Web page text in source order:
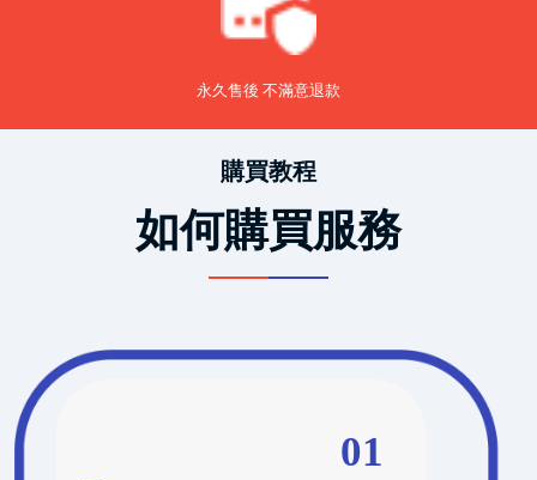
永久售後 不滿意退款
購買教程
如何購買服務
01